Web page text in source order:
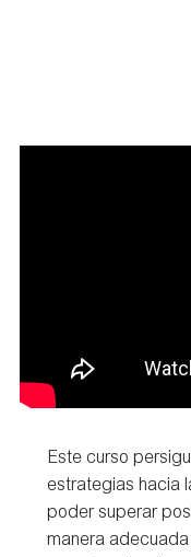
Este curso
estrategias hacia
poder superar
manera